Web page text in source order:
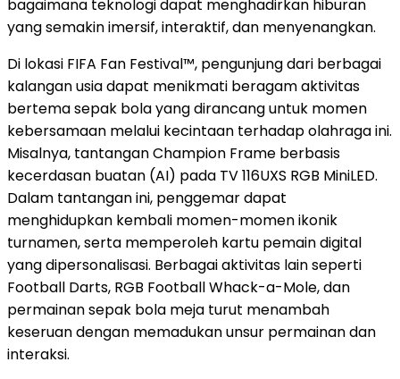
bagaimana teknologi dapat menghadirkan hiburan
yang semakin imersif, interaktif, dan menyenangkan.
Di lokasi FIFA Fan Festival™, pengunjung dari berbagai
kalangan usia dapat menikmati beragam aktivitas
bertema sepak bola yang dirancang untuk momen
kebersamaan melalui kecintaan terhadap olahraga ini.
Misalnya, tantangan Champion Frame berbasis
kecerdasan buatan (AI) pada TV 116UXS RGB MiniLED.
Dalam tantangan ini, penggemar dapat
menghidupkan kembali momen-momen ikonik
turnamen, serta memperoleh kartu pemain digital
yang dipersonalisasi. Berbagai aktivitas lain seperti
Football Darts, RGB Football Whack-a-Mole, dan
permainan sepak bola meja turut menambah
keseruan dengan memadukan unsur permainan dan
interaksi.